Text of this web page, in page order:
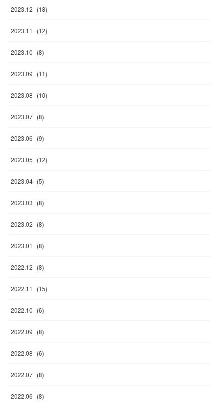
2023.12 (18)
2023.11 (12)
2023.10 (8)
2023.09 (11)
2023.08 (10)
2023.07 (8)
2023.06 (9)
2023.05 (12)
2023.04 (5)
2023.03 (8)
2023.02 (8)
2023.01 (8)
2022.12 (8)
2022.11 (15)
2022.10 (6)
2022.09 (8)
2022.08 (6)
2022.07 (8)
2022.06 (8)